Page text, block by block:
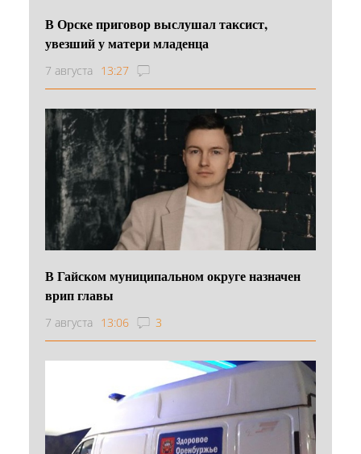
В Орске приговор выслушал таксист,
увезший у матери младенца
7 августа 13:27
В Гайском муниципальном округе назначен
врип главы
7 августа 13:06 3